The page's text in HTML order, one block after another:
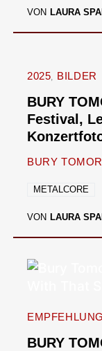
VON LAURA
2025 BILDER
BURY
Festival,
BURY
METALCORE
VON LAURA
EMPFEHLUNG
BURY